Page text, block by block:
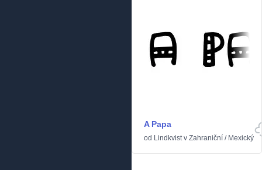
A Papa
od Lindkvistv Zahraniční / Mexický